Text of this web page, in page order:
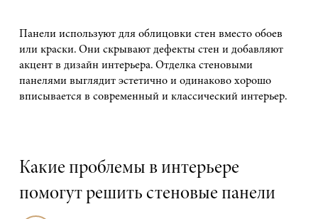
Панели используют для облицовки стен вместо обоев
или краски. Они скрывают дефекты стен и добавляют
акцент в дизайн интерьера. Отделка стеновыми
панелями выглядит эстетично и одинаково хорошо
вписывается в современный и классический интерьер.
Какие проблемы в интерьере
помогут решить стеновые панели